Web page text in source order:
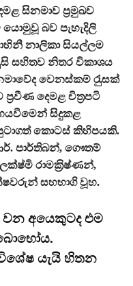
සිනමාව ප‍්‍රමුඛව
බව පැහැදිලි
නාලිකා සියල්ලම
සහිතව නිතර විකාශය
වෙනස්කම් රැුසක්
දෙමළ චිත‍්‍රපටි
සිදුකළ
කොටස් කිහිපයකි.
පාර්තිබන්, ගෞතම්
රාමක‍්‍රිෂ්ණන්,
සහභාගි වූහ.
අයෙකුටද එම
යැයි හිතන